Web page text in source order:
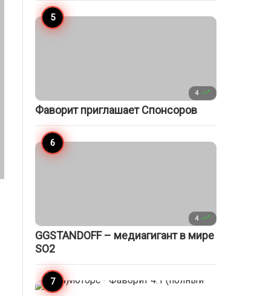
4 
Фаворит приглашает Спонсоров
4 
GGSTANDOFF – медиагигант в мире
SO2